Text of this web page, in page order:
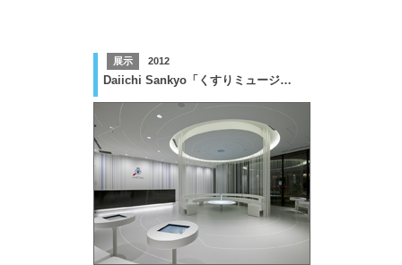
展示 2012
Daiichi Sankyo「くすりミュージアム」